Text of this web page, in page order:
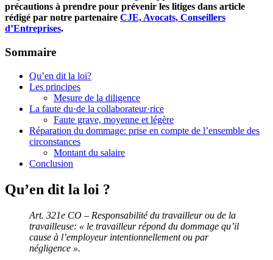
précautions à prendre pour prévenir les litiges dans article
rédigé par notre partenaire CJE, Avocats, Conseillers
d’Entreprises.
Sommaire
Qu’en dit la loi?
Les principes
Mesure de la diligence
La faute du·de la collaborateur·rice
Faute grave, moyenne et légère
Réparation du dommage: prise en compte de l’ensemble des
circonstances
Montant du salaire
Conclusion
Qu’en dit la loi ?
Art. 321e CO – Responsabilité du travailleur ou de la
travailleuse: « le travailleur répond du dommage qu’il
cause à l’employeur intentionnellement ou par
négligence ».